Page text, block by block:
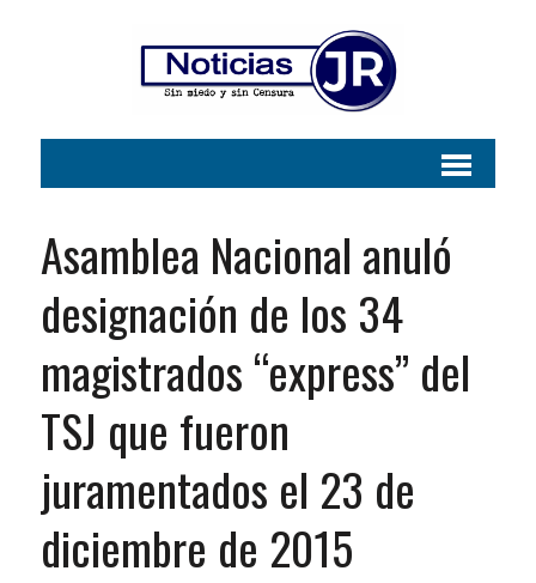
Asamblea Nacional anuló
designación de los 34
magistrados “express” del
TSJ que fueron
juramentados el 23 de
diciembre de 2015